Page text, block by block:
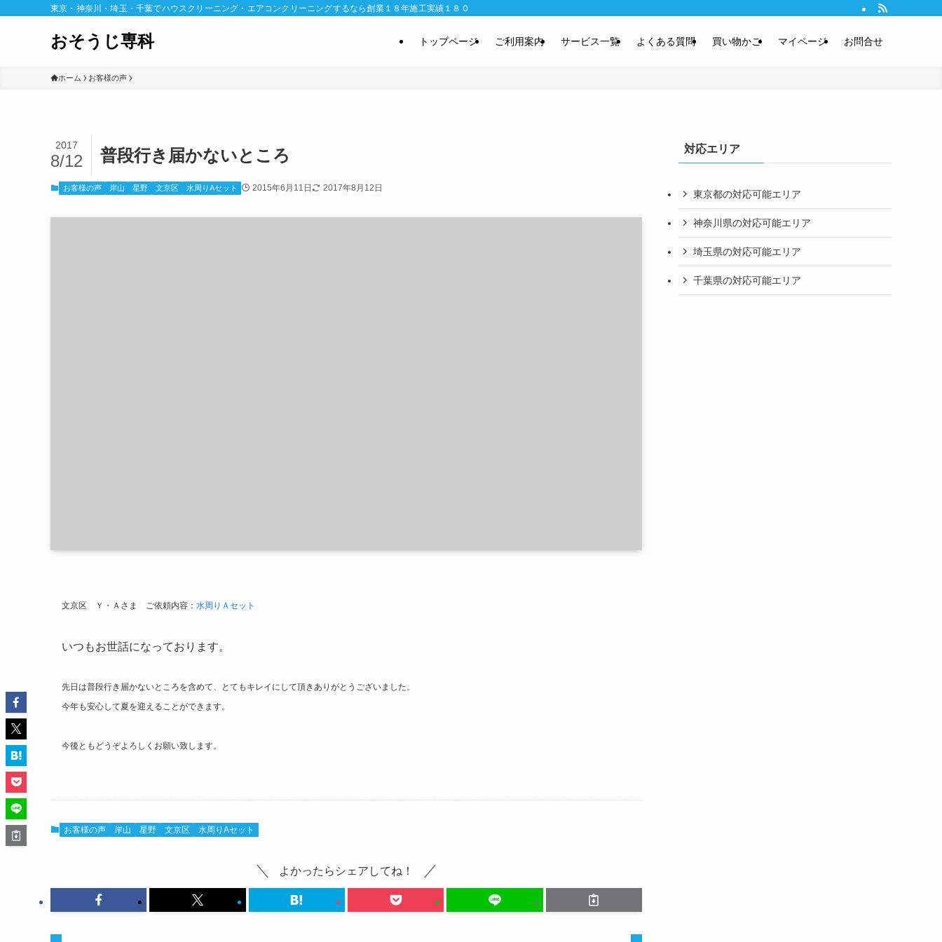
東京・神奈川・埼玉・千葉でハウスクリーニング・エアコンクリーニングするなら創業１８年施工実績１８０００件のおそうじ専科で。完全定額制なのでハウスクリーニング費用も安心。土日・祝も営業中。
おそうじ専科 トップページ ご利用案内 サービス一覧 よくある質問 買い物かご マイページ お問合せ
ホーム お客様の声
普段行き届かないところ
2017
8/12
お客様の声 岸山 星野 文京区 水周りAセット 2015年6月11日 2017年8月12日
文京区 Ｙ・Ａさま ご依頼内容： 水周りＡセット
いつもお世話になっております。
先日は普段行き届かないところを含めて、とてもキレイにして頂きありがとうございました。
今年も安心して夏を迎えることができます。
今後ともどうぞよろしくお願い致します。
お客様の声 岸山 星野 文京区 水周りAセット
よかったらシェアしてね！
対応エリア
東京都の対応可能エリア
神奈川県の対応可能エリア
埼玉県の対応可能エリア
千葉県の対応可能エリア